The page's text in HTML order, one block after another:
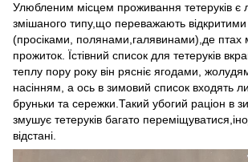
Улюбленим місцем проживання тетеруків є
змішаного типу,що переважають відкритими
(просіками, полянами,галявинами),де птах
прожиток. Їстівний список для тетеруків
теплу пору року він рясніє ягодами,
насінням, а ось в зимовий список входять
бруньки та сережки.Такий убогий раціон в
змушує тетеруків багато
відстані.